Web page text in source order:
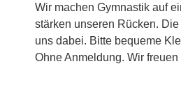
Wir machen Gymnastik auf
stärken unseren Rücken.
uns dabei. Bitte bequeme
Ohne Anmeldung. Wir